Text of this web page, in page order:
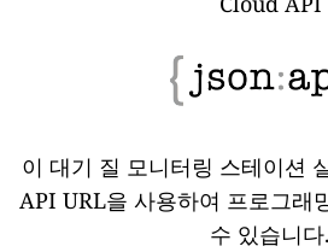
이 대기 질 모니터링 스테이션
API URL을 사용하여 프로그래
수 있습니다.